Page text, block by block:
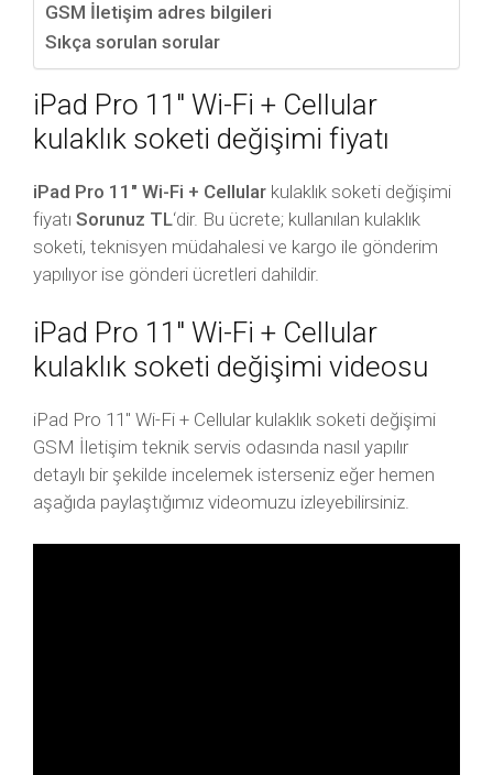
GSM İletişim adres bilgileri
Sıkça sorulan sorular
iPad Pro 11″ Wi-Fi + Cellular
kulaklık soketi değişimi fiyatı
iPad Pro 11″ Wi-Fi + Cellular kulaklık soketi değişimi
fiyatı Sorunuz TL‘dir. Bu ücrete; kullanılan kulaklık
soketi, teknisyen müdahalesi ve kargo ile gönderim
yapılıyor ise gönderi ücretleri dahildir.
iPad Pro 11″ Wi-Fi + Cellular
kulaklık soketi değişimi videosu
iPad Pro 11″ Wi-Fi + Cellular kulaklık soketi değişimi
GSM İletişim teknik servis odasında nasıl yapılır
detaylı bir şekilde incelemek isterseniz eğer hemen
aşağıda paylaştığımız videomuzu izleyebilirsiniz.